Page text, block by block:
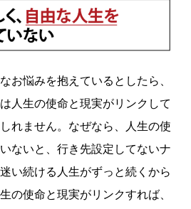
お悩みを抱えているとしたら、
人生の使命と現実がリンクして
れません。なぜなら、人生の使
ないと、行き先設定してないナ
い続ける人生がずっと続くから
の使命と現実がリンクすれば、